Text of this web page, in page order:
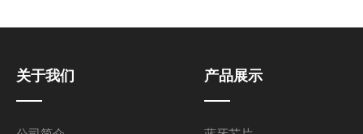
关于我们 产品展示